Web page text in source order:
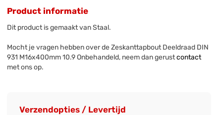
Product informatie
Dit product is gemaakt van Staal.
Mocht je vragen hebben over de Zeskanttapbout Deeldraad DIN
931 M16x400mm 10.9 Onbehandeld, neem dan gerustcontact
met ons op.
Verzendopties / Levertijd